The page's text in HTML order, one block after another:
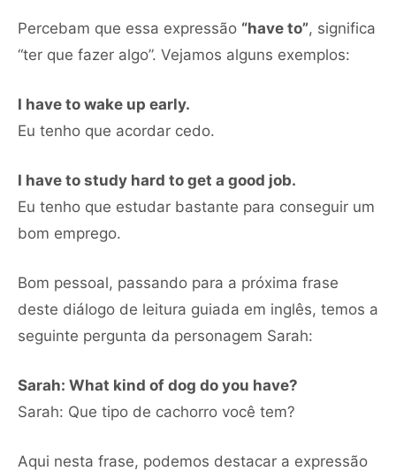
Percebam que essa expressão “have to”, significa
“ter que fazer algo”. Vejamos alguns exemplos:
I have to wake up early.
Eu tenho que acordar cedo.
I have to study hard to get a good job.
Eu tenho que estudar bastante para conseguir um
bom emprego.
Bom pessoal, passando para a próxima frase
deste diálogo de leitura guiada em inglês, temos a
seguinte pergunta da personagem Sarah:
Sarah: What kind of dog do you have?
Sarah: Que tipo de cachorro você tem?
Aqui nesta frase, podemos destacar a expressão